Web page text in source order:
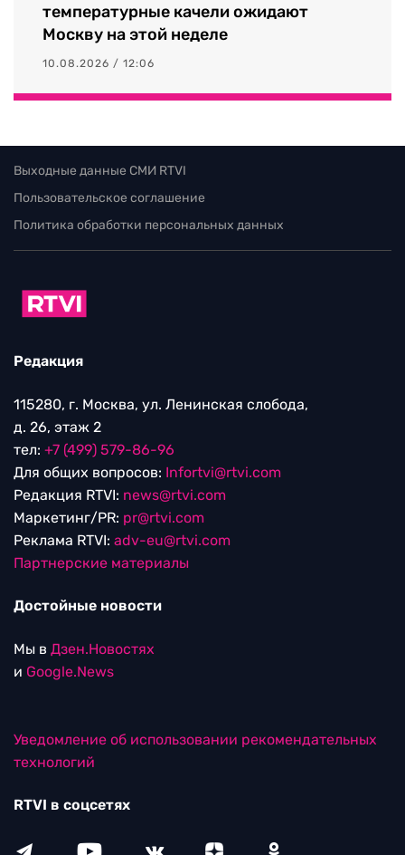
температурные качели ожидают
Москву на этой неделе
10.08.2026 / 12:06
Выходные данные СМИ RTVI
Пользовательское соглашение
Политика обработки персональных данных
Редакция
115280, г. Москва, ул. Ленинская слобода,
д. 26, этаж 2
тел: +7 (499) 579-86-96
Для общих вопросов: Infortvi@rtvi.com
Редакция RTVI: news@rtvi.com
Маркетинг/PR: pr@rtvi.com
Реклама RTVI: adv-eu@rtvi.com
Партнерские материалы
Достойные новости
Мы в Дзен.Новостях
и Google.News
Уведомление об использовании рекомендательных
технологий
RTVI в соцсетях